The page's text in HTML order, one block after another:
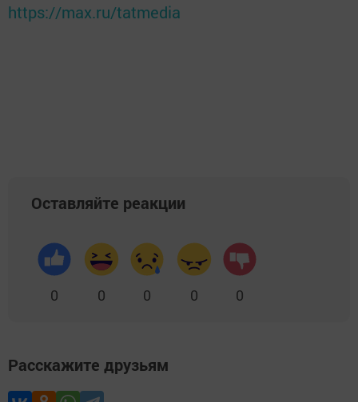
https://max.ru/tatmedia
Оставляйте реакции
0 0 0 0 0
Расскажите друзьям